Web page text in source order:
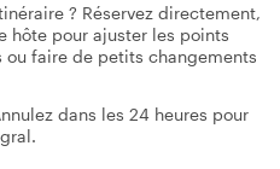
? Réservez directement,
hôte pour ajuster les points
ou faire de petits changements
dans les 24 heures pour